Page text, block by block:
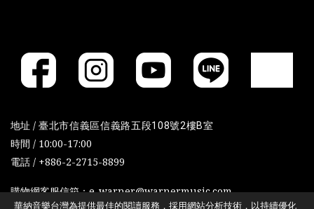
地址 / 臺北市信義區信義路五段108號2樓B室
時間 / 10:00-17:00
電話 / +886-2-2715-8899
購物網客服信箱：e-warner@warnermusic.com
華納音樂台灣為提供最佳的閱讀服務，採用網站分析技術，以持續優化